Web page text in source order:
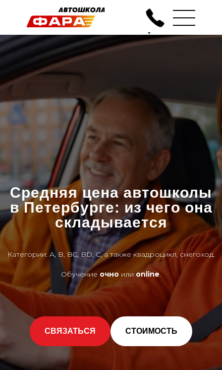
Средняя цена автошколы
в Петербурге: из чего она
складывается
Категории: A, B, BC, BD, C, а также квадроцикл, снегоход.
Обучение очно или online.
СВЯЗАТЬСЯ СТОИМОСТЬ